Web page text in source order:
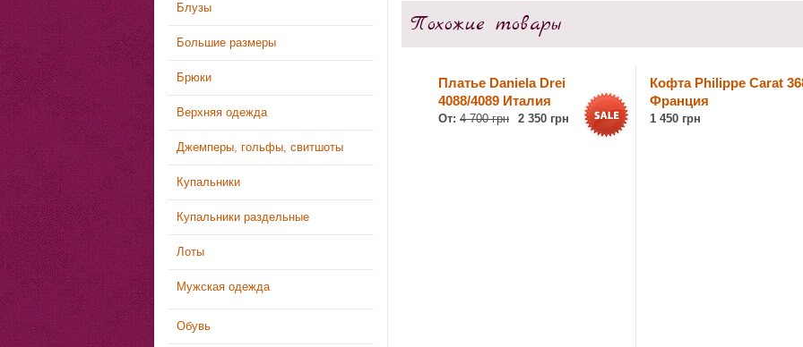
Блузы
Большие размеры
Брюки
Верхняя одежда
Джемперы, гольфы, свитшоты
Купальники
Купальники раздельные
Лоты
Мужская одежда
Обувь
Похожие товары
Платье Daniela Drei
4088/4089 Италия
От: 4 700 грн 2 350 грн
Кофта Philippe Carat
Франция
1 450 грн